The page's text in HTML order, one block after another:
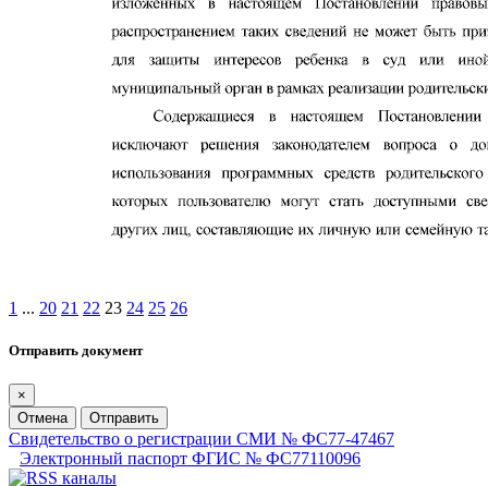
1 ... 20 21 22 23 24 25 26
Отправить документ
×
Отмена
Отправить
Свидетельство о регистрации СМИ № ФС77-47467
Электронный паспорт ФГИС № ФС77110096